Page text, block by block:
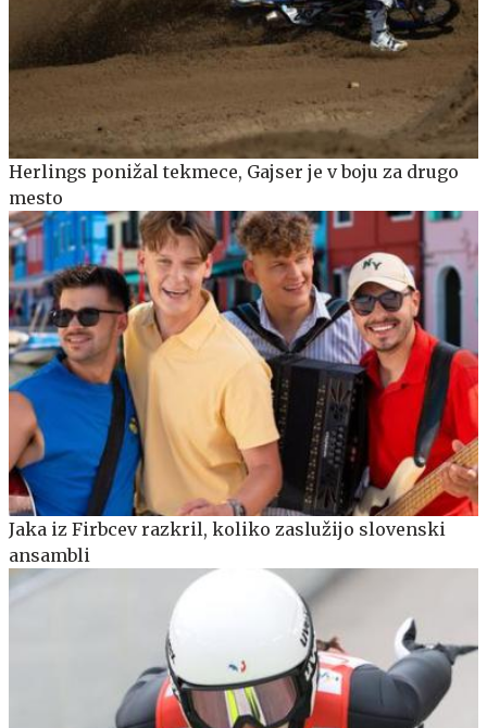
Herlings ponižal tekmece, Gajser je v boju za drugo
mesto
Jaka iz Firbcev razkril, koliko zaslužijo slovenski
ansambli